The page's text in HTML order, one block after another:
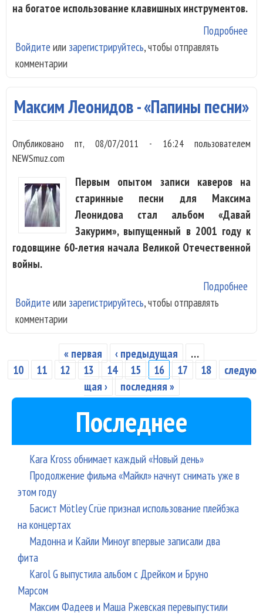
на богатое использование клавишных инструментов.
Подробнее
Войдите или зарегистрируйтесь, чтобы отправлять
комментарии
Максим Леонидов - «Папины песни»
Опубликованопт, 08/07/2011 - 16:24пользователем
NEWSmuz.com
Первым опытом записи каверов на
старинные песни для Максима
Леонидова стал альбом «Давай
Закурим», выпущенный в 2001 году к
годовщине 60-летия начала Великой Отечественной
войны.
Подробнее
Войдите или зарегистрируйтесь, чтобы отправлять
комментарии
Страницы
« первая ‹ предыдущая
…
10
11 12 13 14 15 16 17 18
следую
щая ›
последняя »
Последнее
Kara Kross обнимает каждый «Новый день»
Продолжение фильма «Майкл» начнут снимать уже в
этом году
Басист Mötley Crüe признал использование плейбэка
на концертах
Мадонна и Кайли Миноуг впервые записали два
фита
Karol G выпустила альбом с Дрейком и Бруно
Марсом
Максим Фадеев и Маша Ржевская перевыпустили